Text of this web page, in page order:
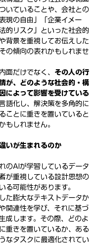
いていることや、会社との
現の自由」「企業イメー
的リスク」といった社会的
背景を重視してお伝えした
の傾向の表れかもしれませ
面だけでなく、 その人の行
が、どのような社会的・構
によって影響を受けている
語化し、解決策を多角的に
ことに重きを置いていると
もしれません。
いが生まれるのか
のAIが学習しているデータ
が重視している設計思想の
る可能性があります。
た膨大なテキストデータか
関連性を学び、それに基づ
成します。その際、どのよ
重きを置いているか、ある
なタスクに最適化されてい